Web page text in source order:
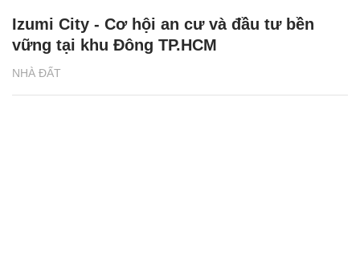
NHÀ ĐẤT
Izumi City - Cơ hội an cư và đầu tư bền
vững tại khu Đông TP.HCM